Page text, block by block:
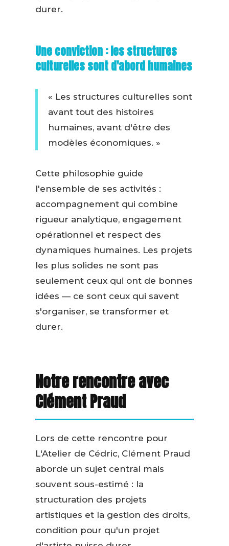
durer.
Une conviction : les structures
culturelles sont d'abord humaines
« Les structures culturelles sont
avant tout des histoires
humaines, avant d'être des
modèles économiques. »
Cette philosophie guide
l'ensemble de ses activités :
accompagnement qui combine
rigueur analytique, engagement
opérationnel et respect des
dynamiques humaines. Les projets
les plus solides ne sont pas
seulement ceux qui ont de bonnes
idées — ce sont ceux qui savent
s'organiser, se transformer et
durer.
Notre rencontre avec
Clément Praud
Lors de cette rencontre pour
L'Atelier de Cédric, Clément Praud
aborde un sujet central mais
souvent sous-estimé : la
structuration des projets
artistiques et la gestion des droits,
condition pour qu'un projet